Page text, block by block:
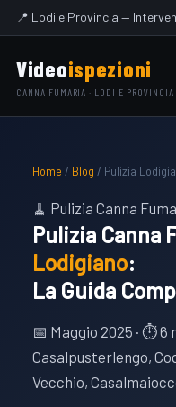
📍 Lodi e Provincia —
Videoispezioni
CANNA FUMARIA · LODI E PROVINCIA
Home / Blog / Pulizia
🧹 Pulizia Canna
Pulizia Canna
Lodigiano:
La Guida
📅 Maggio 2025 · ⏱ 6
Casalpusterlengo,
Vecchio,